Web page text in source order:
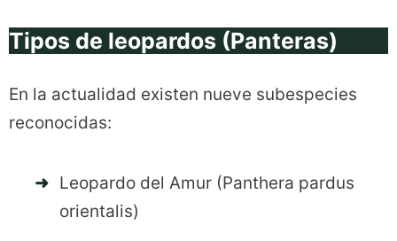
Tipos de leopardos (Panteras)
En la actualidad existen nueve subespecies
reconocidas:
Leopardo del Amur (Panthera pardus
orientalis)